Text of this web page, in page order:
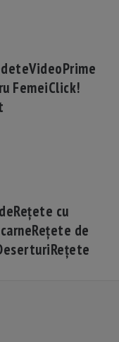
VideoPrime
FemeiClick!
Rețete cu
Rețete de
Rețete